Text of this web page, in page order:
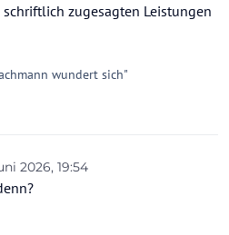
zugesagten Leistungen
wundert sich"
2026, 19:54